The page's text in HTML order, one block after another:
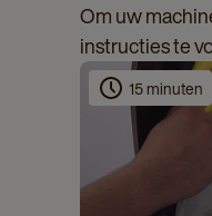
Om uw
instructies te
15 minuten